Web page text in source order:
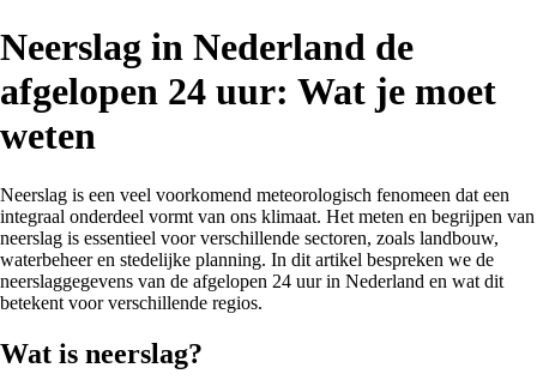
Neerslag in Nederland de
afgelopen 24 uur: Wat je moet
weten
Neerslag is een veel voorkomend meteorologisch fenomeen dat een
integraal onderdeel vormt van ons klimaat. Het meten en begrijpen van
neerslag is essentieel voor verschillende sectoren, zoals landbouw,
waterbeheer en stedelijke planning. In dit artikel bespreken we de
neerslaggegevens van de afgelopen 24 uur in Nederland en wat dit
betekent voor verschillende regios.
Wat is neerslag?